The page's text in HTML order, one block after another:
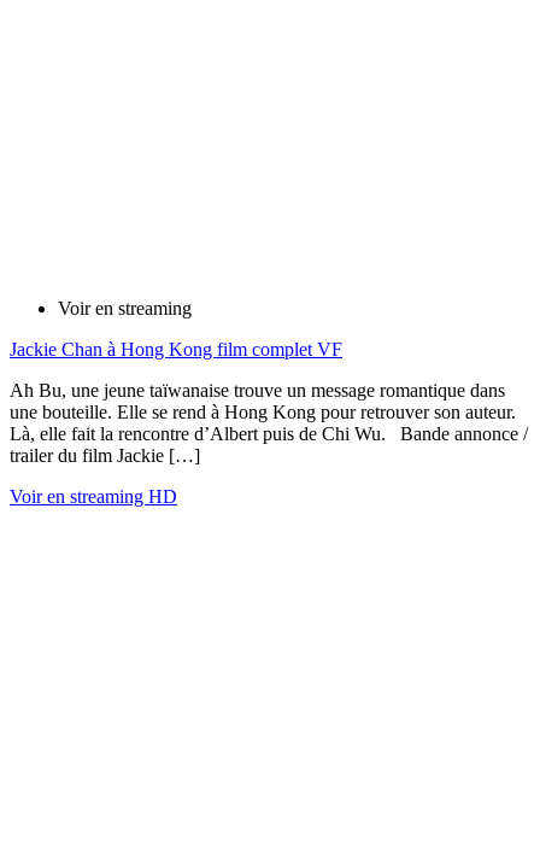
Voir en streaming
Jackie Chan à Hong Kong film complet VF
Ah Bu, une jeune taïwanaise trouve un message romantique dans
une bouteille. Elle se rend à Hong Kong pour retrouver son auteur.
Là, elle fait la rencontre d’Albert puis de Chi Wu. Bande annonce /
trailer du film Jackie […]
Voir en streaming HD